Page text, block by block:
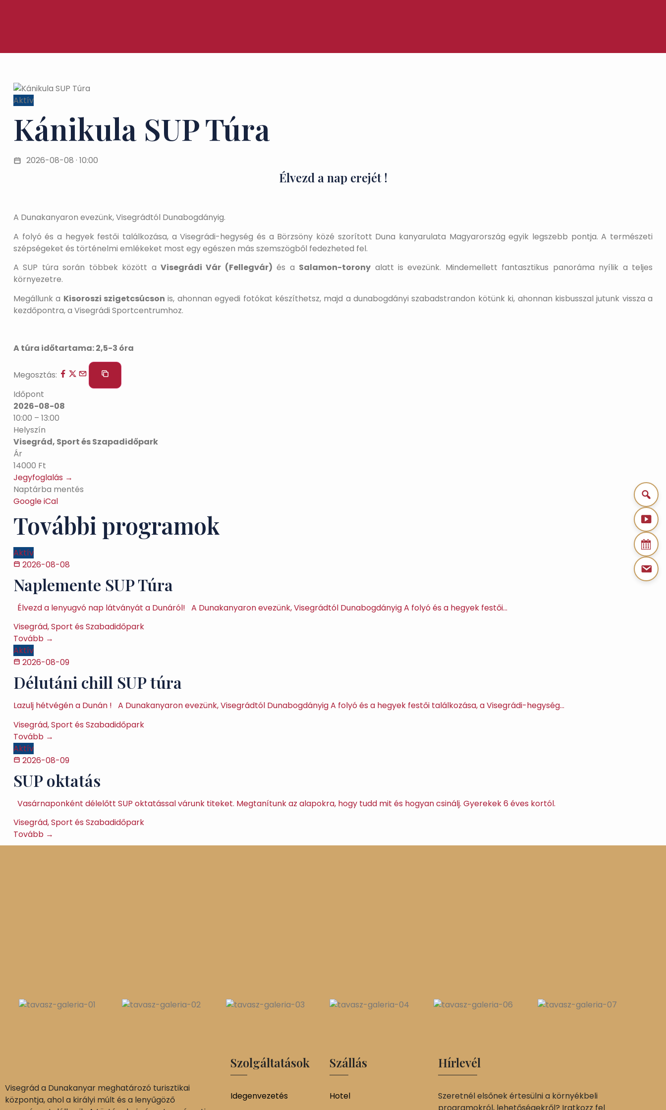
Aktív
Kánikula SUP Túra
2026-08-08 · 10:00
Élvezd a nap erejét !
A Dunakanyaron evezünk, Visegrádtól Dunabogdányig.
A folyó és a hegyek festői találkozása, a Visegrádi-hegység és a Börzsöny közé szorított Duna kanyarulata Magyarország egyik legszebb pontja. A természeti
szépségeket és történelmi emlékeket most egy egészen más szemszögből fedezheted fel.
A SUP túra során többek között a Visegrádi Vár (Fellegvár) és a Salamon-torony alatt is evezünk. Mindemellett fantasztikus panoráma nyílik a teljes
környezetre.
Megállunk a Kisoroszi szigetcsúcson is, ahonnan egyedi fotókat készíthetsz, majd a dunabogdányi szabadstrandon kötünk ki, ahonnan kisbusszal jutunk vissza a
kezdőpontra, a Visegrádi Sportcentrumhoz.
A túra időtartama: 2,5-3 óra
Megosztás:
Időpont
2026-08-08
10:00 – 13:00
Helyszín
Visegrád, Sport és Szapadidőpark
Ár
14000 Ft
Jegyfoglalás →
Naptárba mentés
GoogleiCal
További programok
Aktív
2026-08-08
Naplemente SUP Túra
Élvezd a lenyugvó nap látványát a Dunáról! A Dunakanyaron evezünk, Visegrádtól Dunabogdányig A folyó és a hegyek festői…
Visegrád, Sport és Szabadidőpark
Tovább →
Aktív
2026-08-09
Délutáni chill SUP túra
Lazulj hétvégén a Dunán ! A Dunakanyaron evezünk, Visegrádtól Dunabogdányig A folyó és a hegyek festői találkozása, a Visegrádi-hegység…
Visegrád, Sport és Szabadidőpark
Tovább →
Aktív
2026-08-09
SUP oktatás
Vasárnaponként délelőtt SUP oktatással várunk titeket. Megtanítunk az alapokra, hogy tudd mit és hogyan csinálj. Gyerekek 6 éves kortól.
Visegrád, Sport és Szabadidőpark
Tovább →
Visegrád a Dunakanyar meghatározó turisztikai
központja, ahol a királyi múlt és a lenyűgöző
Szolgáltatások
Idegenvezetés
Szállás
Hotel
Hírlevél
Szeretnél elsőnek értesülni a környékbeli